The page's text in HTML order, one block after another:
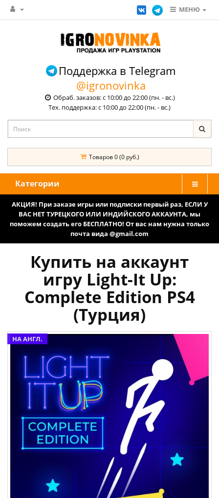
МЕНЮ
Поддержка в Telegram
@igronovinka
Обраб. заказов: с 10:00 до 22:00 (пн. - вс.)
Тех. поддержка: с 10:00 до 22:00 (пн. - вс.)
Товаров 0 (0 руб.)
Категории
АКЦИЯ! При заказе игры или подписки первый раз, ЕСЛИ У
ВАС НЕТ ТУРЕЦКОГО ИЛИ ИНДИЙСКОГО АККАУНТА, мы
поможем создать его БЕСПЛАТНО! От вас нам нужна только
почта вида @gmail.com
Купить на аккаунт
игру Light-It Up:
Complete Edition PS4
(Турция)
НА АНГЛ.